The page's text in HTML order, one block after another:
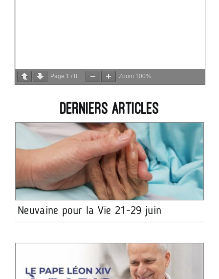
Page 1 / 8 Zoom 100%
Derniers articles
Neuvaine pour la Vie 21-29 juin